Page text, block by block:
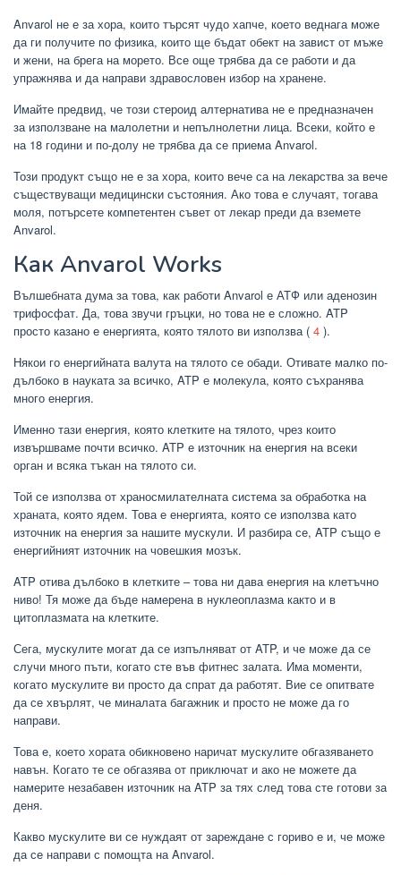
Anvarol не е за хора, които търсят чудо хапче, което веднага може
да ги получите по физика, които ще бъдат обект на завист от мъже
и жени, на брега на морето. Все още трябва да се работи и да
упражнява и да направи здравословен избор на хранене.
Имайте предвид, че този стероид алтернатива не е предназначен
за използване на малолетни и непълнолетни лица. Всеки, който е
на 18 години и по-долу не трябва да се приема Anvarol.
Този продукт също не е за хора, които вече са на лекарства за вече
съществуващи медицински състояния. Ако това е случаят, тогава
моля, потърсете компетентен съвет от лекар преди да вземете
Anvarol.
Как Anvarol Works
Вълшебната дума за това, как работи Anvarol е АТФ или аденозин
трифосфат. Да, това звучи гръцки, но това не е сложно. ATP
просто казано е енергията, която тялото ви използва ( 4 ).
Някои го енергийната валута на тялото се обади. Отивате малко по-
дълбоко в науката за всичко, ATP е молекула, която съхранява
много енергия.
Именно тази енергия, която клетките на тялото, чрез които
извършваме почти всичко. ATP е източник на енергия на всеки
орган и всяка тъкан на тялото си.
Той се използва от храносмилателната система за обработка на
храната, която ядем. Това е енергията, която се използва като
източник на енергия за нашите мускули. И разбира се, ATP също е
енергийният източник на човешкия мозък.
ATP отива дълбоко в клетките – това ни дава енергия на клетъчно
ниво! Тя може да бъде намерена в нуклеоплазма както и в
цитоплазмата на клетките.
Сега, мускулите могат да се изпълняват от ATP, и че може да се
случи много пъти, когато сте във фитнес залата. Има моменти,
когато мускулите ви просто да спрат да работят. Вие се опитвате
да се хвърлят, че миналата багажник и просто не може да го
направи.
Това е, което хората обикновено наричат ​​мускулите обгазяването
навън. Когато те се обгазява от приключат и ако не можете да
намерите незабавен източник на ATP за тях след това сте готови за
деня.
Какво мускулите ви се нуждаят от зареждане с гориво е и, че може
да се направи с помощта на Anvarol.